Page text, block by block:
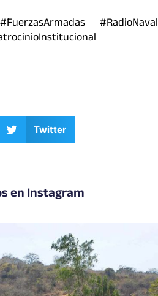
#RadioNaval
Twitter
en Instagram